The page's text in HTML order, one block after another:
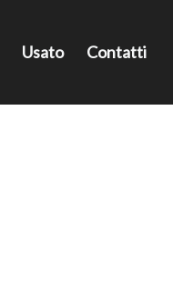
Usato Contatti